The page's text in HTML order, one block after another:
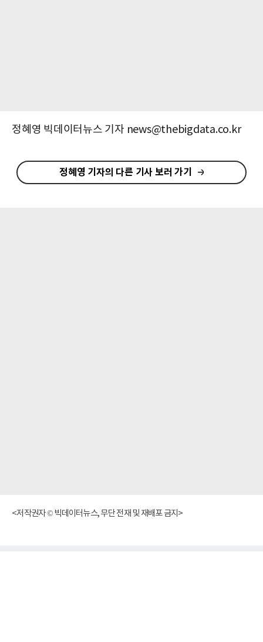
정혜영 빅데이터뉴스 기자 news@thebigdata.co.kr
정혜영 기자의 다른 기사 보러 가기
<저작권자 © 빅데이터뉴스, 무단 전재 및 재배포 금지>